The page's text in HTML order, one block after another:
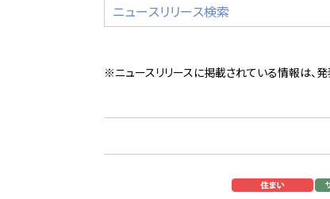
※ニュースリリースに掲載されている情報は、